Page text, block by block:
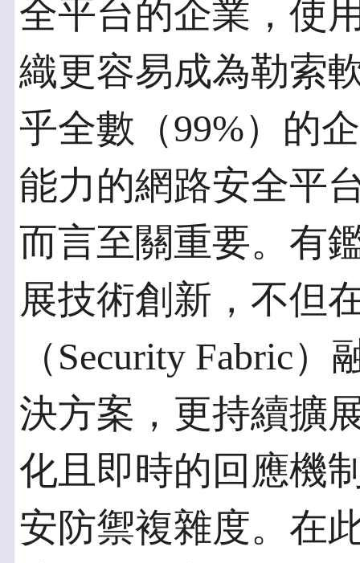
全平台的企業，使
織更容易成為勒索
乎全數（99%）的
能力的網路安全平
而言至關重要。有
展技術創新，不但
（Security Fabric
決方案，更持續擴
化且即時的回應機
安防禦複雜度。在